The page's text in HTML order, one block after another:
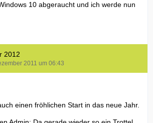
10 abgeraucht und ich werde nun
2012
2011 um 06:43
einen fröhlichen Start in das neue Jahr.